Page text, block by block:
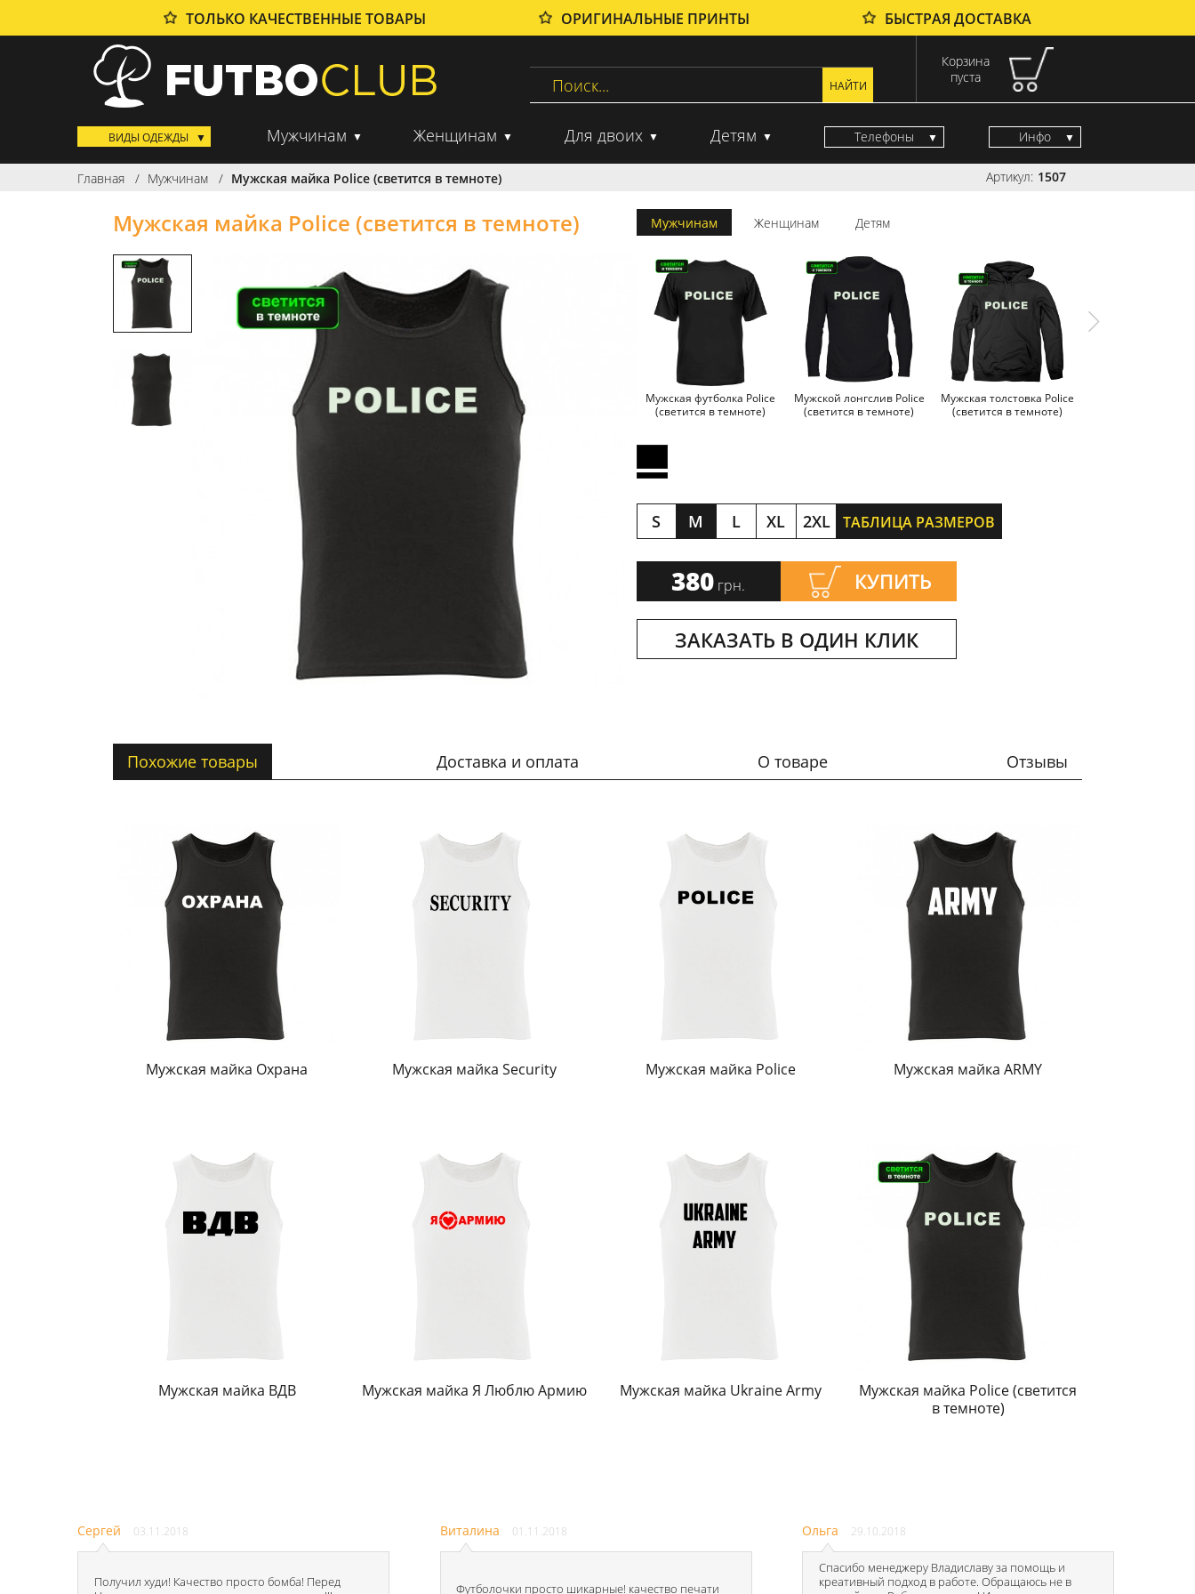
ТОЛЬКО КАЧЕСТВЕННЫЕ ТОВАРЫ ОРИГИНАЛЬНЫЕ ПРИНТЫ БЫСТРАЯ ДОСТАВКА
Корзина
пуста
ВИДЫ ОДЕЖДЫ Мужчинам Женщинам Для двоих Детям Телефоны Инфо
Главная Мужчинам Мужская майка Police (светится в темноте) Артикул: 1507
Мужская майка Police (светится в темноте) Мужчинам Женщинам Детям
Мужская футболка Police
(светится в темноте)
Мужской лонгслив Police
(светится в темноте)
Мужская толстовка Police
(светится в темноте)
S M L XL 2XL ТАБЛИЦА РАЗМЕРОВ
380 грн. КУПИТЬ
ЗАКАЗАТЬ В ОДИН КЛИК
Похожие товары Доставка и оплата О товаре Отзывы
Мужская майка Охрана Мужская майка Security Мужская майка Police Мужская майка ARMY
Мужская майка ВДВ Мужская майка Я Люблю Армию Мужская майка Ukraine Army
Мужская майка Police (светится
в темноте)
Сергей 03.11.2018
Получил худи! Качество просто бомба! Перед
Виталина 01.11.2018
Футболочки просто шикарные! качество печати
Ольга 29.10.2018
Спасибо менеджеру Владиславу за помощь и
креативный подход в работе. Обращаюсь не в